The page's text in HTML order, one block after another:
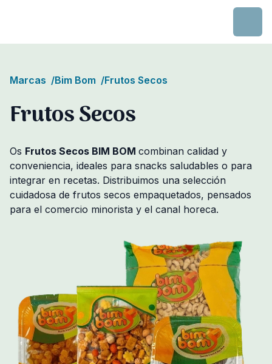
Marcas /Bim Bom /Frutos Secos
Frutos Secos
Os Frutos Secos BIM BOM combinan calidad y
conveniencia, ideales para snacks saludables o para
integrar en recetas. Distribuimos una selección
cuidadosa de frutos secos empaquetados, pensados
para el comercio minorista y el canal horeca.